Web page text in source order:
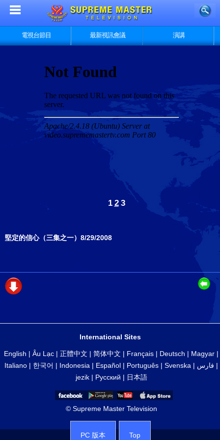
電視台節目 最新視訊會議 演講
1 2 3
堅定的信心（三集之一）8/29/2008
International Sites
English | Âu Lạc | 正體中文 | 简体中文 | Français | Deutsch | Magyar |
Italiano | 한국어 | Indonesia | Español | Português | Svenska | فارس |
jezik| Русский | 日本語
© Supreme Master Television
PC 版本 Top